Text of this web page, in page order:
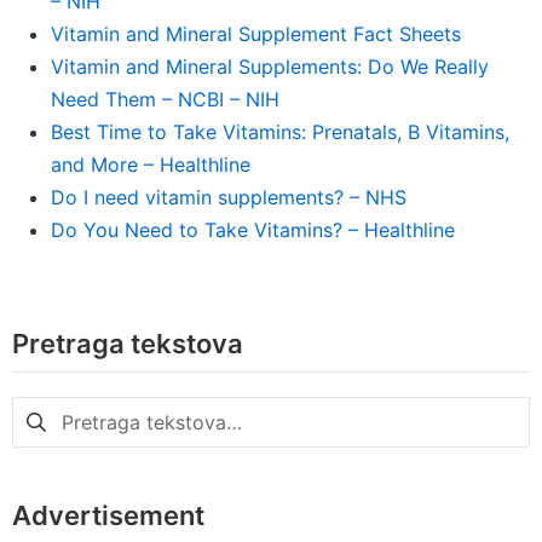
Vitamin and Mineral Supplement Fact Sheets
Vitamin and Mineral Supplements: Do We Really
Need Them – NCBI – NIH
Best Time to Take Vitamins: Prenatals, B Vitamins,
and More – Healthline
Do I need vitamin supplements? – NHS
Do You Need to Take Vitamins? – Healthline
Pretraga tekstova
Pretraga
za:
Advertisement